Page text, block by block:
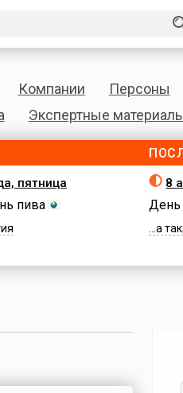
Компании Персоны
Экспертные
пятница
пива
8
День
...а